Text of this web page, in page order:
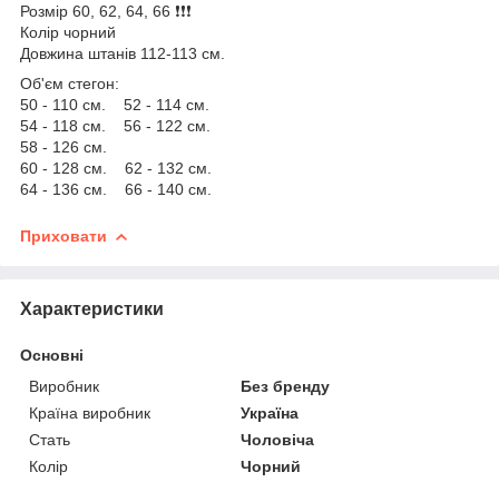
Розмір 60, 62, 64, 66 ❗️❗️❗️
Колір чорний
Довжина штанів 112-113 см.
Об'єм стегон:
50 - 110 см. 52 - 114 см.
54 - 118 см. 56 - 122 см.
58 - 126 см.
60 - 128 см. 62 - 132 см.
64 - 136 см. 66 - 140 см.
Приховати
Характеристики
Основні
Виробник
Без бренду
Країна виробник
Україна
Стать
Чоловіча
Колір
Чорний